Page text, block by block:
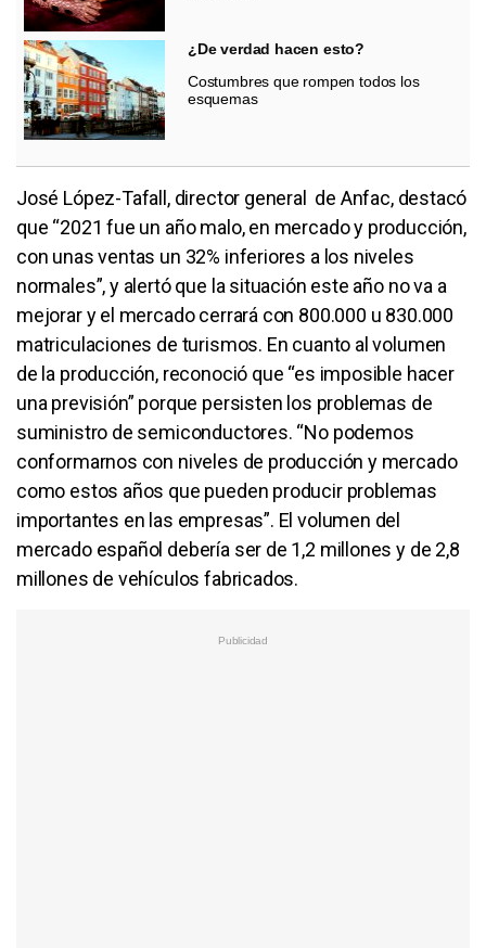
¿De verdad hacen esto?
Costumbres que rompen todos los
esquemas
José López-Tafall, director general de Anfac, destacó
que “2021 fue un año malo, en mercado y producción,
con unas ventas un 32% inferiores a los niveles
normales”, y alertó que la situación este año no va a
mejorar y el mercado cerrará con 800.000 u 830.000
matriculaciones de turismos. En cuanto al volumen
de la producción, reconoció que “es imposible hacer
una previsión” porque persisten los problemas de
suministro de semiconductores. “No podemos
conformarnos con niveles de producción y mercado
como estos años que pueden producir problemas
importantes en las empresas”. El volumen del
mercado español debería ser de 1,2 millones y de 2,8
millones de vehículos fabricados.